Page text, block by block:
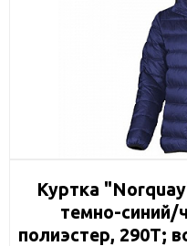
Куртка
темно-синий/
полиэстер, 290Т;